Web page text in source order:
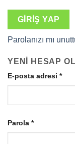
GIRIŞ YAP
Parolanızı mı
YENI HESAP
E-posta adresi *
Parola *Gerekli